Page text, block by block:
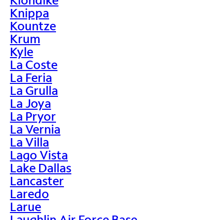
Knippa
Kountze
Krum
Kyle
La Coste
La Feria
La Grulla
La Joya
La Pryor
La Vernia
La Villa
Lago Vista
Lake Dallas
Lancaster
Laredo
Larue